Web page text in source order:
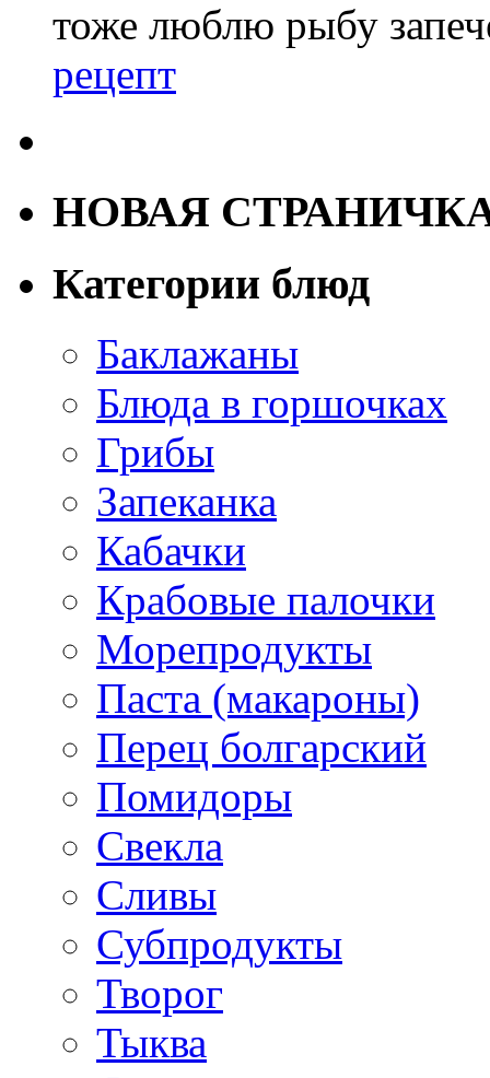
тоже люблю рыбу
рецепт
НОВАЯ
Категории блюд
Баклажаны
Блюда в горшочках
Грибы
Запеканка
Кабачки
Крабовые палочки
Морепродукты
Паста (макароны)
Перец болгарский
Помидоры
Свекла
Сливы
Субпродукты
Творог
Тыква